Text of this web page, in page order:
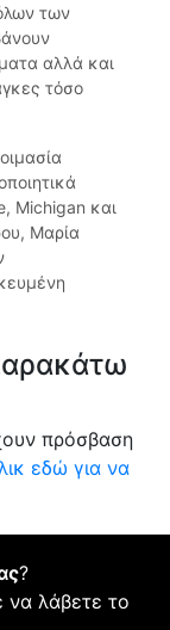
των
αλλά και
τόσο
Michigan και
Μαρία
πρόσβαση
εδώ για να
?
να λάβετε το